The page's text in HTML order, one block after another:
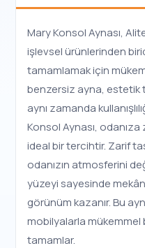
Mary Konsol Aynası,
işlevsel ürünlerinden
tamamlamak için
benzersiz ayna, estetik
aynı zamanda
Konsol Aynası, odanıza
ideal bir tercihtir. Zarif
odanızın atmosferini
yüzeyi sayesinde
görünüm kazanır. Bu
mobilyalarla mükemmel
tamamlar.